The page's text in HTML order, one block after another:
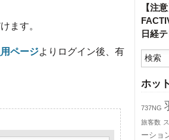
【注
日経
ホッ
737NG
旅客数
ーショ
ます。
ページよりログイン後、有